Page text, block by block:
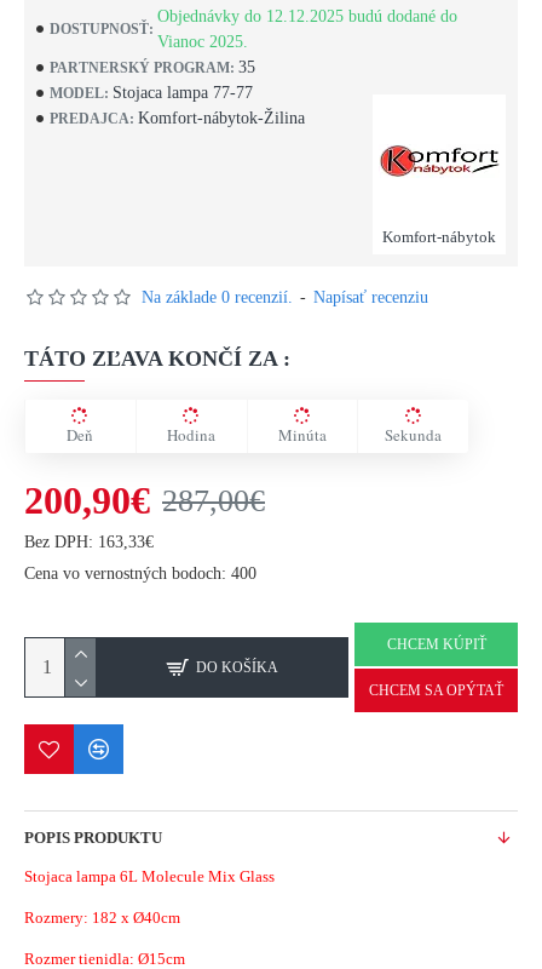
DOSTUPNOSŤ:
Objednávky do 12.12.2025 budú dodané do
Vianoc 2025.
PARTNERSKÝ PROGRAM: 35
MODEL: Stojaca lampa 77-77
PREDAJCA: Komfort-nábytok-Žilina
Komfort-nábytok
Na základe 0 recenzií. - Napísať recenziu
TÁTO ZĽAVA KONČÍ ZA :
Deň Hodina Minúta Sekunda
200,90€ 287,00€
Bez DPH: 163,33€
Cena vo vernostných bodoch: 400
DO KOŠÍKA
CHCEM KÚPIŤ
CHCEM SA OPÝTAŤ
POPIS PRODUKTU
Stojaca lampa 6L Molecule Mix Glass
Rozmery: 182 x Ø40cm
Rozmer tienidla: Ø15cm